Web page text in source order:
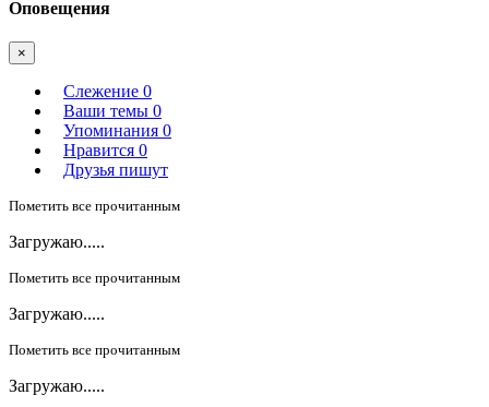
Оповещения
×
Слежение 0
Ваши темы 0
Упоминания 0
Нравится 0
Друзья пишут
Пометить все прочитанным
Загружаю.....
Пометить все прочитанным
Загружаю.....
Пометить все прочитанным
Загружаю.....